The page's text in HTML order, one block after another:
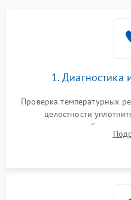
работе
1. Диагностика
Проверка температурных
целостности
сопротивления обмоток
считывание кодов